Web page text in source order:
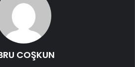
COŞKUN